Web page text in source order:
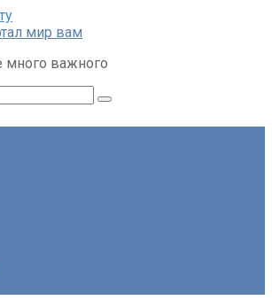
мир вам
много важного